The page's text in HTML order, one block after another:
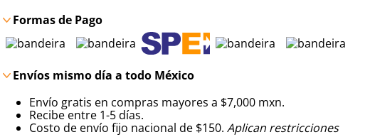
Formas de Pago
Envíos mismo día a todo México
Envío gratis en compras mayores a $7,000 mxn.
Recibe entre 1-5 días.
Costo de envío fijo nacional de $150. Aplican restricciones